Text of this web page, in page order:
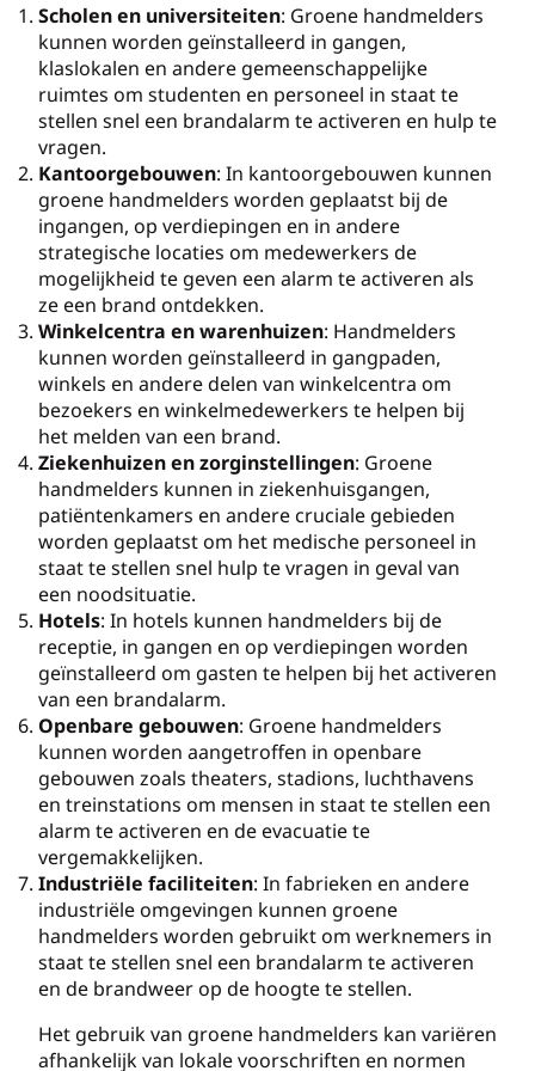
Scholen en universiteiten: Groene handmelders
kunnen worden geïnstalleerd in gangen,
klaslokalen en andere gemeenschappelijke
ruimtes om studenten en personeel in staat te
stellen snel een brandalarm te activeren en hulp te
vragen.
Kantoorgebouwen: In kantoorgebouwen kunnen
groene handmelders worden geplaatst bij de
ingangen, op verdiepingen en in andere
strategische locaties om medewerkers de
mogelijkheid te geven een alarm te activeren als
ze een brand ontdekken.
Winkelcentra en warenhuizen: Handmelders
kunnen worden geïnstalleerd in gangpaden,
winkels en andere delen van winkelcentra om
bezoekers en winkelmedewerkers te helpen bij
het melden van een brand.
Ziekenhuizen en zorginstellingen: Groene
handmelders kunnen in ziekenhuisgangen,
patiëntenkamers en andere cruciale gebieden
worden geplaatst om het medische personeel in
staat te stellen snel hulp te vragen in geval van
een noodsituatie.
Hotels: In hotels kunnen handmelders bij de
receptie, in gangen en op verdiepingen worden
geïnstalleerd om gasten te helpen bij het activeren
van een brandalarm.
Openbare gebouwen: Groene handmelders
kunnen worden aangetroffen in openbare
gebouwen zoals theaters, stadions, luchthavens
en treinstations om mensen in staat te stellen een
alarm te activeren en de evacuatie te
vergemakkelijken.
Industriële faciliteiten: In fabrieken en andere
industriële omgevingen kunnen groene
handmelders worden gebruikt om werknemers in
staat te stellen snel een brandalarm te activeren
en de brandweer op de hoogte te stellen.
Het gebruik van groene handmelders kan variëren
afhankelijk van lokale voorschriften en normen